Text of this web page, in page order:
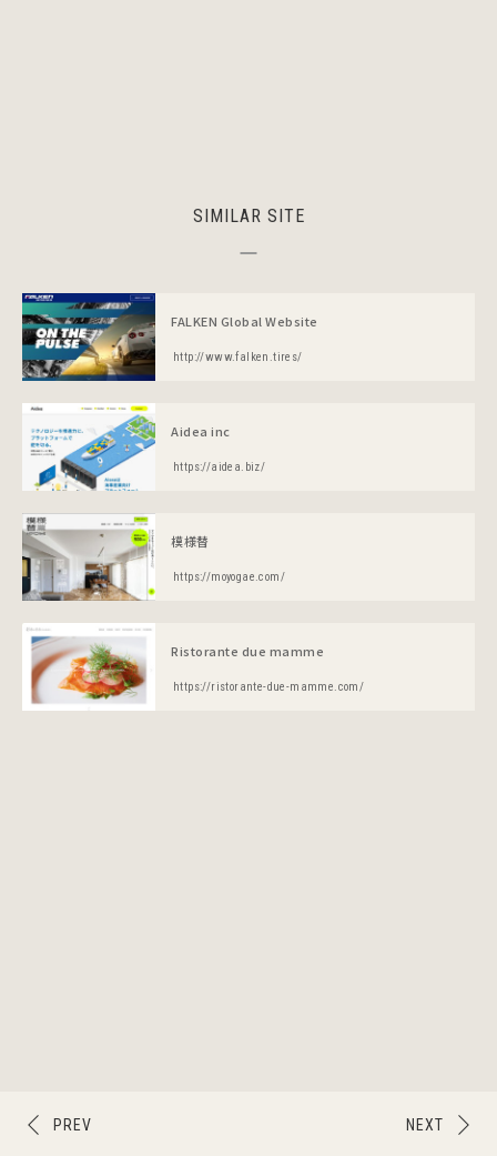
SIMILAR SITE
FALKEN Global Website
http://www.falken.tires/
Aidea inc
https://aidea.biz/
模様替
https://moyogae.com/
Ristorante due mamme
https://ristorante-due-mamme.com/
NEXT
PREV